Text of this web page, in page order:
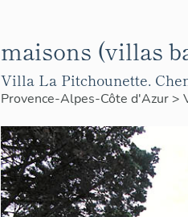
maisons (villas
Villa La Pitchounette.
Provence-Alpes-Côte d'Azur>